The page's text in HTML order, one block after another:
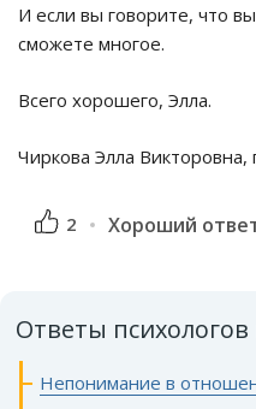
И если вы говорите, что
сможете многое.
Всего хорошего, Элла.
Чиркова Элла Викторовна,
2 Хороший
Ответы
Непонимание в